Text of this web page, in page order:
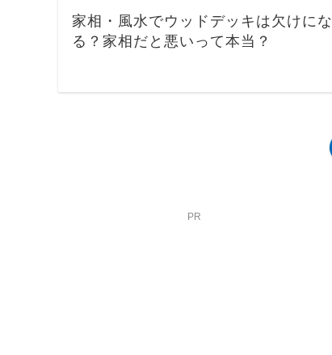
家相・風水でウッドデッキは欠けにな
る？家相だと悪いって本当？
PR